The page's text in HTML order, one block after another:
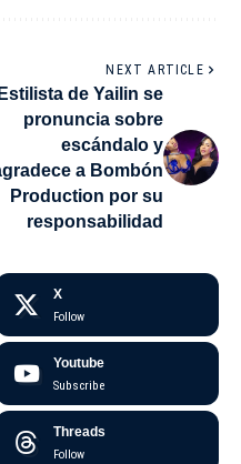
NEXT ARTICLE
Estilista de Yailin se
pronuncia sobre
escándalo y
a Bombón
Production por su
responsabilidad
X
Follow
Youtube
Subscribe
Threads
Follow